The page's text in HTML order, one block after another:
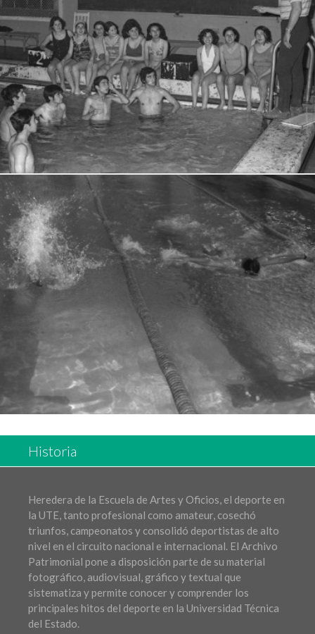
Historia
Heredera de la Escuela de Artes y Oficios, el deporte en
la UTE, tanto profesional como amateur, cosechó
triunfos, campeonatos y consolidó deportistas de alto
nivel en el circuito nacional e internacional. El Archivo
Patrimonial pone a disposición parte de su material
fotográfico, audiovisual, gráfico y textual que
sistematiza y permite conocer y comprender los
principales hitos del deporte en la Universidad Técnica
del Estado.